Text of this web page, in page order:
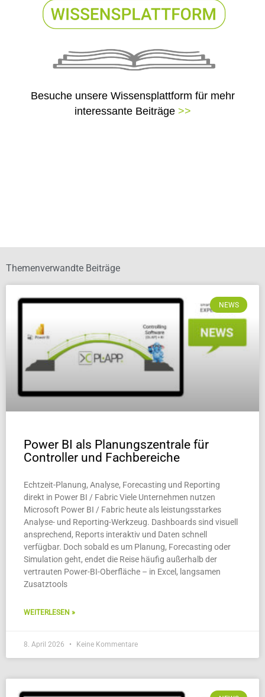
Besuche unsere Wissensplattform für mehr
interessante Beiträge >>
Themenverwandte Beiträge
NEWS
Power BI als Planungszentrale für
Controller und Fachbereiche
Echtzeit-Planung, Analyse, Forecasting und Reporting
direkt in Power BI / Fabric Viele Unternehmen nutzen
Microsoft Power BI / Fabric heute als leistungsstarkes
Analyse- und Reporting-Werkzeug. Dashboards sind visuell
ansprechend, Reports interaktiv und Daten schnell
verfügbar. Doch sobald es um Planung, Forecasting oder
Simulation geht, endet die Reise häufig außerhalb der
vertrauten Power-BI-Oberfläche – in Excel, langsamen
Zusatztools
WEITERLESEN »
8. April 2026 Keine Kommentare